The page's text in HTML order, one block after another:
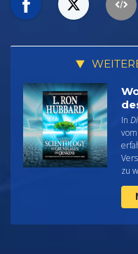
In
zu